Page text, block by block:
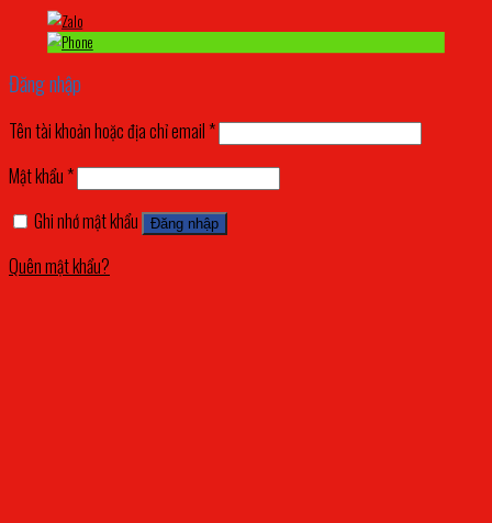
Đăng nhập
Tên tài khoản hoặc địa chỉ email *
Mật khẩu *
Ghi nhớ mật khẩu
Đăng nhập
Quên mật khẩu?